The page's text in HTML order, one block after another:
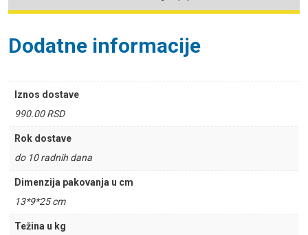
Dodatne informacije
Iznos dostave
990.00 RSD
Rok dostave
do 10 radnih dana
Dimenzija pakovanja u cm
13*9*25 cm
Težina u kg